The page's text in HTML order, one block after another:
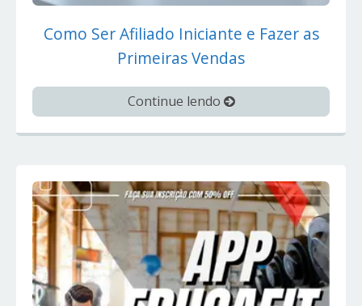
Como Ser Afiliado Iniciante e Fazer as
Primeiras Vendas
Continue lendo